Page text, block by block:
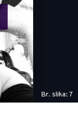
Br. slika: 7